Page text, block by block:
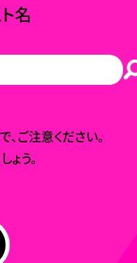
名
ご注意ください。
う。